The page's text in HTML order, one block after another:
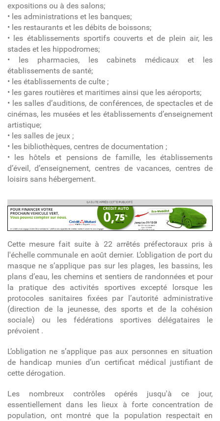
expositions ou à des salons;
• les administrations et les banques;
• les restaurants et les débits de boissons;
• les établissements sportifs couverts et de plein air, les
stades et les hippodromes;
• les pharmacies, les cabinets médicaux et les
établissements de santé;
• les établissements de culte ;
• les gares routières et maritimes ainsi que les aéroports;
• les salles d’auditions, de conférences, de spectacles et de
cinémas, les musées et les établissements d’enseignement
artistique;
• les salles de jeux ;
• les bibliothèques, centres de documentation ;
• les hôtels et pensions de famille, les établissements
d’éveil, d’enseignement, centres de vacances, centres de
loisirs sans hébergement.
pub article
Cette mesure fait suite à 22 arrêtés préfectoraux pris à
l'échelle communale en août dernier. L’obligation de port du
masque ne s’applique pas sur les plages, les bassins, les
plans d’eau, les chemins et sentiers de randonnées et pour
la pratique des activités sportives excepté lorsque les
protocoles sanitaires fixées par l’autorité administrative
(direction de la jeunesse, des sports et de la cohésion
sociale) ou les fédérations sportives délégataires le
prévoient .
L’obligation ne s’applique pas aux personnes en situation
de handicap munies d’un certificat médical justifiant de
cette dérogation.
Les nombreux contrôles opérés jusqu'à ce jour,
essentiellement dans les lieux à forte concentration de
population, ont montré que la population respectait en